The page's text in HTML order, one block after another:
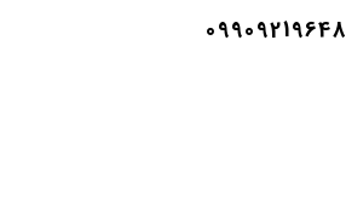
09909219648